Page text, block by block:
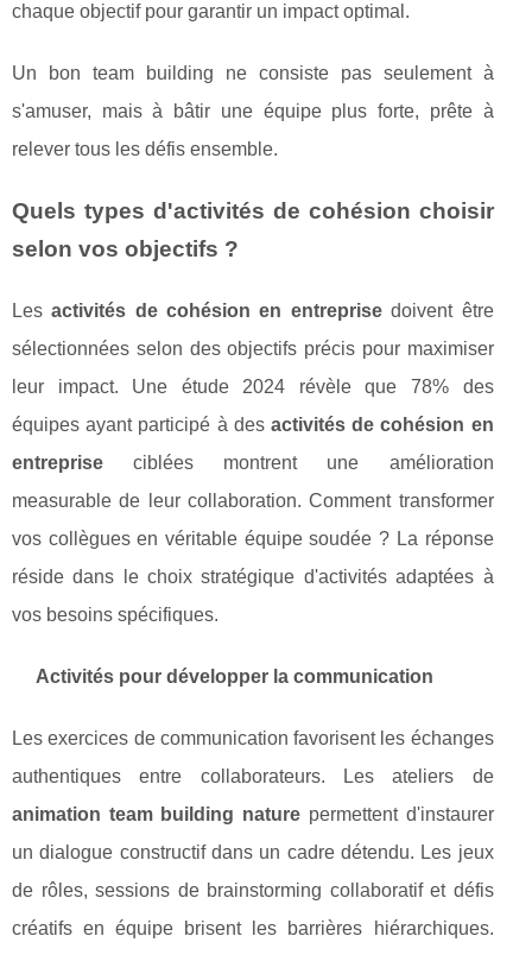
chaque objectif pour garantir un impact optimal.
Un bon team building ne consiste pas seulement à
s'amuser, mais à bâtir une équipe plus forte, prête à
relever tous les défis ensemble.
Quels types d'activités de cohésion choisir
selon vos objectifs ?
Lesactivités de cohésion en entreprisedoivent être
sélectionnées selon des objectifs précis pour maximiser
leur impact. Une étude 2024 révèle que 78% des
équipes ayant participé à des activités de cohésion en
entreprise ciblées montrent une amélioration
measurable de leur collaboration. Comment transformer
vos collègues en véritable équipe soudée ? La réponse
réside dans le choix stratégique d'activités adaptées à
vos besoins spécifiques.
Activités pour développer la communication
Les exercices de communication favorisent les échanges
authentiques entre collaborateurs. Les ateliers de
animation team building nature permettent d'instaurer
un dialogue constructif dans un cadre détendu. Les jeux
de rôles, sessions de brainstorming collaboratif et défis
créatifs en équipe brisent les barrières hiérarchiques.